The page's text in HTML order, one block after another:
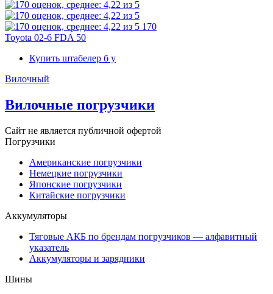
170
Toyota 02-6 FDA 50
Купить штабелер б у
Вилочный
Вилочные погрузчики
Сайт не является публичной офертой
Погрузчики
Американские погрузчики
Немецкие погрузчики
Японские погрузчики
Китайские погрузчики
Аккумуляторы
Тяговые АКБ по брендам погрузчиков — алфавитный
указатель
Аккумуляторы и зарядники
Шины